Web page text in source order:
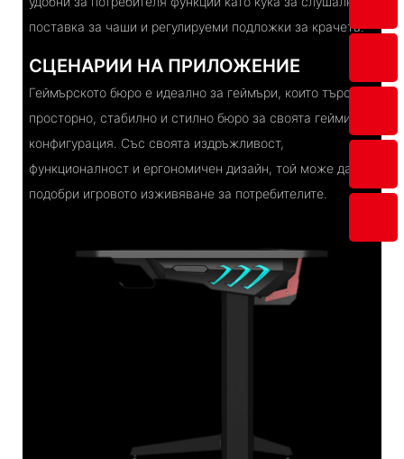
поставка за чаши и регулируеми подложки за крачета.
СЦЕНАРИИ НА ПРИЛОЖЕНИЕ
Геймърското бюро е идеално за геймъри, които търсят
просторно, стабилно и стилно бюро за своята гейминг
конфигурация. Със своята издръжливост,
функционалност и ергономичен дизайн, той може да
подобри игровото изживяване за потребителите.